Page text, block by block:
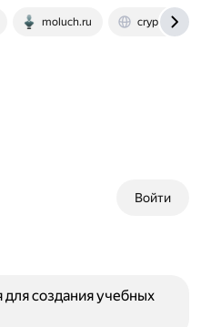
moluch.ru crypto-
Войти
создания учебных